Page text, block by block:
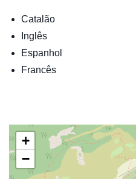
Catalão
Inglês
Espanhol
Francês
+
−